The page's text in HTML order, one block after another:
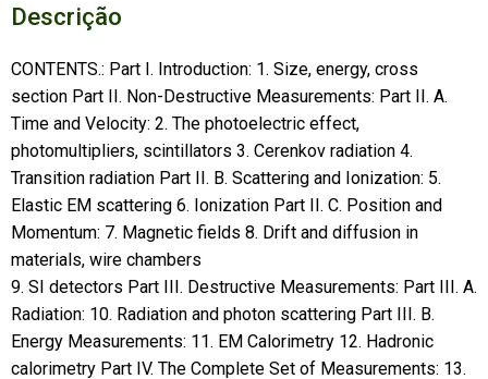
Descrição
CONTENTS.: Part I. Introduction: 1. Size, energy, cross
section Part II. Non-Destructive Measurements: Part II. A.
Time and Velocity: 2. The photoelectric effect,
photomultipliers, scintillators 3. Cerenkov radiation 4.
Transition radiation Part II. B. Scattering and Ionization: 5.
Elastic EM scattering 6. Ionization Part II. C. Position and
Momentum: 7. Magnetic fields 8. Drift and diffusion in
materials, wire chambers
9. SI detectors Part III. Destructive Measurements: Part III. A.
Radiation: 10. Radiation and photon scattering Part III. B.
Energy Measurements: 11. EM Calorimetry 12. Hadronic
calorimetry Part IV. The Complete Set of Measurements: 13.